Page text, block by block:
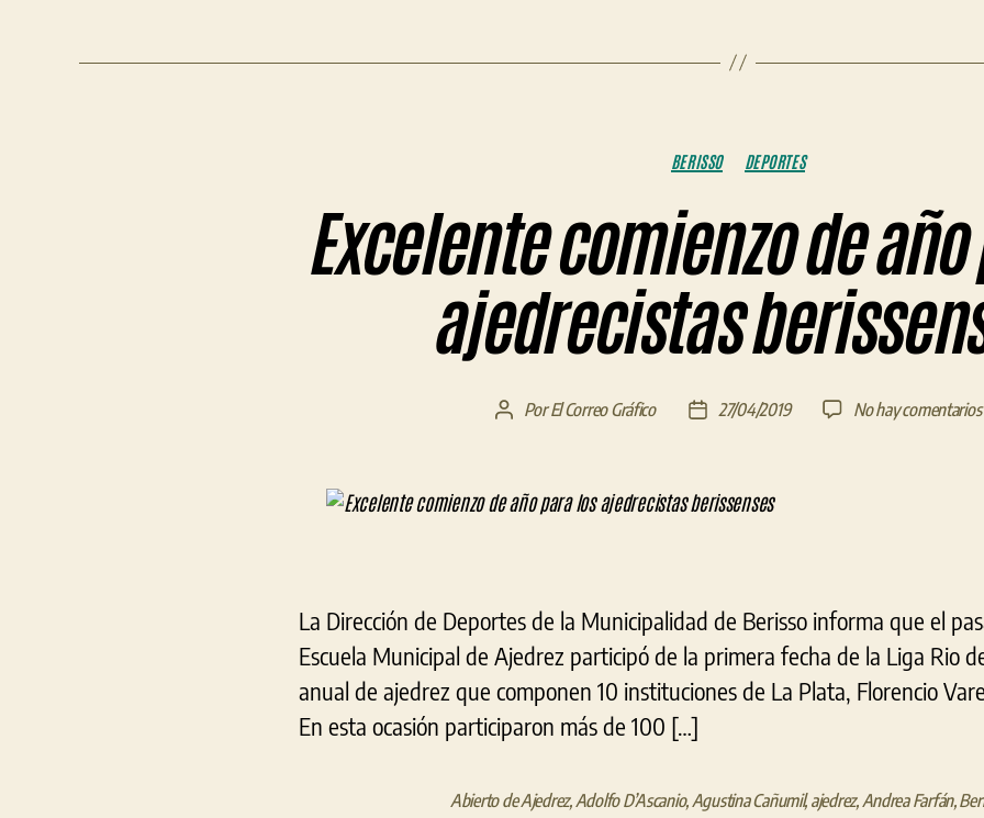
Categorías
BERISSO DEPORTES
Excelente comienzo de
ajedrecistas
Autor
entrada
PorEl Correo Gráfico
Fecha
entrada
27/04/2019 No hay comentariosen
La Dirección de Deportes de la Municipalidad de Berisso informa que el
Escuela Municipal de Ajedrez participó de la primera fecha de la Liga Rio
anual de ajedrez que componen 10 instituciones de La Plata, Florencio
En esta ocasión participaron más de 100 […]
Abierto de Ajedrez,Adolfo D’Ascanio,Agustina Cañumil,ajedrez,Andrea Farfán,